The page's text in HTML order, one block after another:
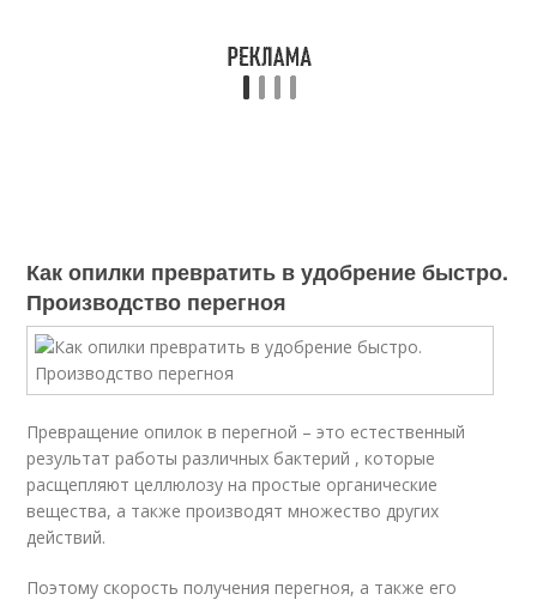
Как опилки превратить в удобрение быстро.
Производство перегноя
Превращение опилок в перегной – это естественный
результат работы различных бактерий , которые
расщепляют целлюлозу на простые органические
вещества, а также производят множество других
действий.
Поэтому скорость получения перегноя, а также его